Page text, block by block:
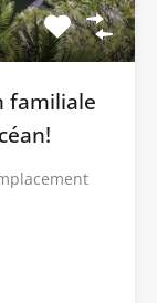
familiale